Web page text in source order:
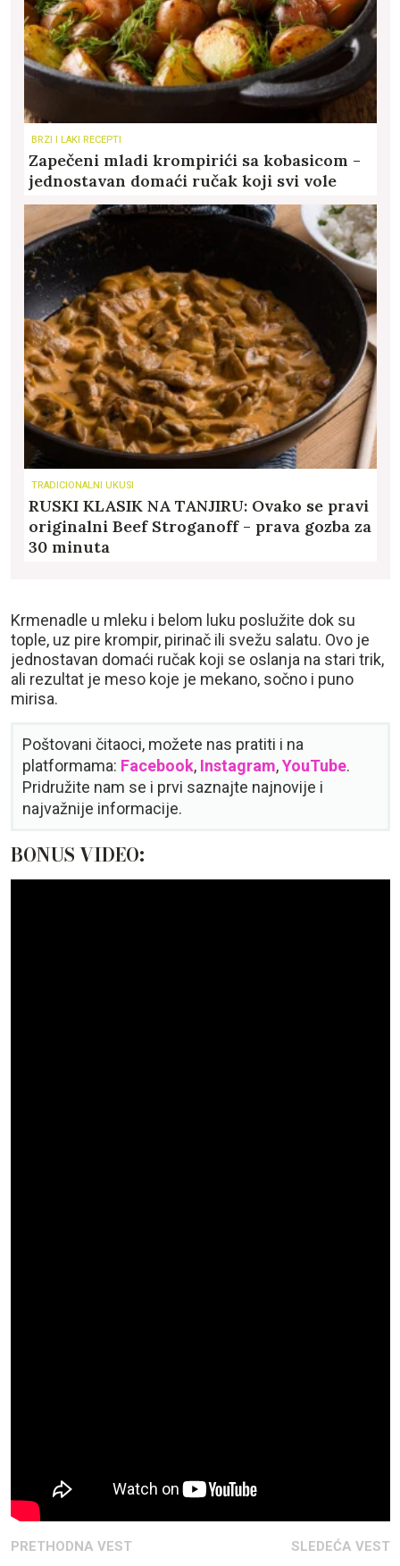
BRZI I LAKI RECEPTI
Zapečeni mladi krompirići sa kobasicom -
jednostavan domaći ručak koji svi vole
TRADICIONALNI UKUSI
RUSKI KLASIK NA TANJIRU: Ovako se pravi
originalni Beef Stroganoff - prava gozba za
30 minuta
Krmenadle u mleku i belom luku poslužite dok su
tople, uz pire krompir, pirinač ili svežu salatu. Ovo je
jednostavan domaći ručak koji se oslanja na stari trik,
ali rezultat je meso koje je mekano, sočno i puno
mirisa.
Poštovani čitaoci, možete nas pratiti i na
platformama: Facebook, Instagram,YouTube.
Pridružite nam se i prvi saznajte najnovije i
najvažnije informacije.
BONUS VIDEO:
PRETHODNA VEST SLEDEĆA VEST